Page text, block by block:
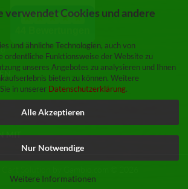
verwendet Cookies und andere
und ähnliche Technologien, auch von
ordentliche Funktionsweise der Website zu
unseres Angebotes zu analysieren und Ihnen
bieten zu können. Weitere
in unserer Datenschutzerklärung.
Alle Akzeptieren
Nur Notwendige
Weitere Informationen
MIT